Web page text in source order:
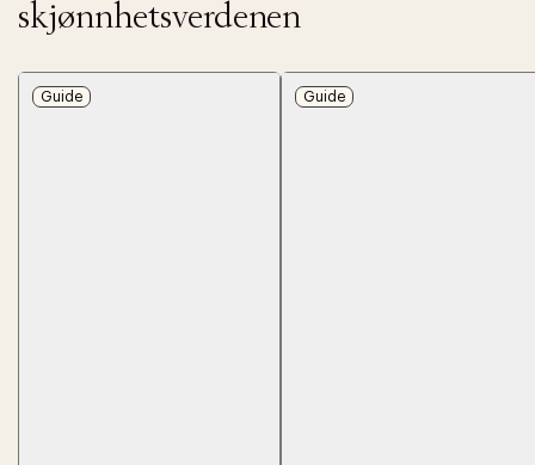
skjønnhetsverdenen
Guide Guide